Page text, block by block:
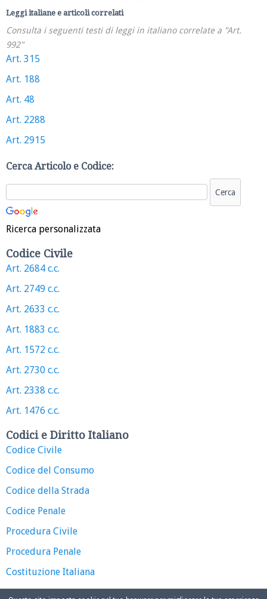
Leggi italiane e articoli correlati
Consulta i seguenti testi di leggi in italiano correlate a "Art.
992"
Art. 315
Art. 188
Art. 48
Art. 2288
Art. 2915
Cerca Articolo e Codice:
Ricerca personalizzata
Codice Civile
Art. 2684 c.c.
Art. 2749 c.c.
Art. 2633 c.c.
Art. 1883 c.c.
Art. 1572 c.c.
Art. 2730 c.c.
Art. 2338 c.c.
Art. 1476 c.c.
Codici e Diritto Italiano
Codice Civile
Codice del Consumo
Codice della Strada
Codice Penale
Procedura Civile
Procedura Penale
Costituzione Italiana